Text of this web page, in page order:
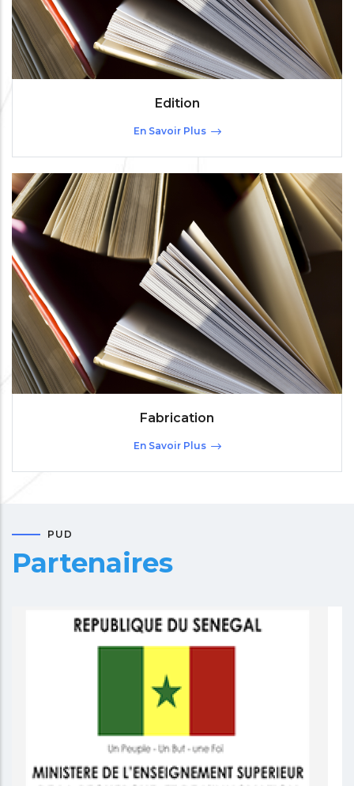
Edition
En Savoir Plus
Fabrication
En Savoir Plus
PUD
Partenaires